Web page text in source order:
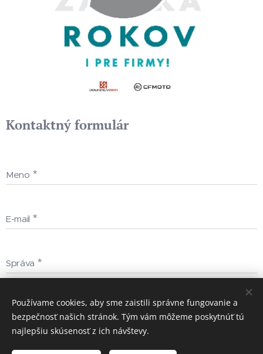
Kontaktný formulár
Meno
E-mail
Správa
Odoslať
Používame cookies, aby sme zaistili správne fungovanie a
bezpečnosť našich stránok. Tým vám môžeme poskytnúť tú
najlepšiu skúsenosť z ich návštevy.